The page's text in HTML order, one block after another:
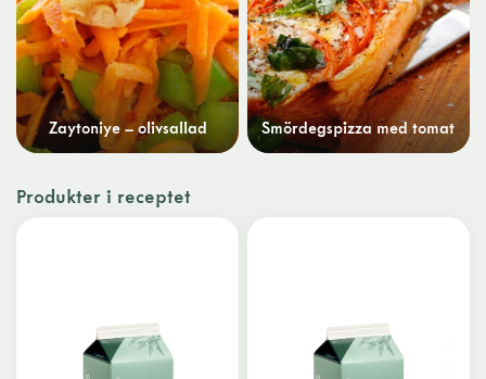
Zaytoniye – olivsallad Smördegspizza med tomat
Produkter i receptet